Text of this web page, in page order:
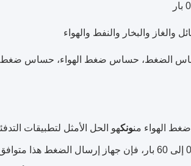
والغاز والبخار والنفط والهواء
الضغط، حساس ضغط الهواء، حساس ضغط
الهواء منونك
ضغط واسع يتراوح من 0 إلى 60 بار، فإن جهاز